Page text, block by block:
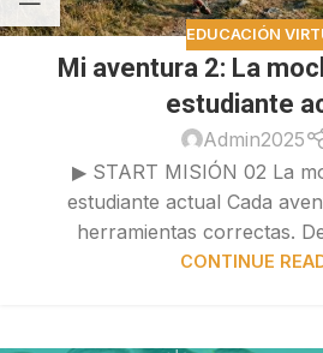
EDUCACIÓN
Mi aventura 2: La
estudiante
Admin2025
▶ START MISIÓN 02 La
estudiante actual Cada
herramientas correctas.
CONTINUE